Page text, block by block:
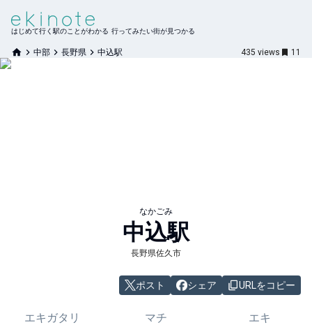
はじめて行く駅のことがわかる 行ってみたい街が見つかる
中部 長野県 中込駅 435 views 11
なかごみ
中込駅
長野県佐久市
ポスト シェア URLをコピー
エキガタリ マチ エキ